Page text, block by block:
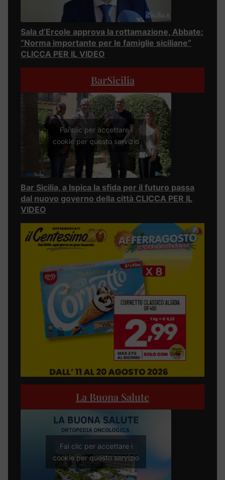
Sala d’Ercole approva la rottamazione, Abbate:
“Norma importante per le famiglie siciliane”
CLICCA PER IL VIDEO
BarSicilia
Fai clic per accettare i
cookie per questo servizio
Bar Sicilia, a Ispica la sfida per il futuro passa
dal nuovo governo della città CLICCA PER IL
VIDEO
La Buona Salute
Fai clic per accettare i
cookie per questo servizio